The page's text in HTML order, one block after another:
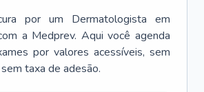
por um Dermatologista em
a Medprev. Aqui você agenda
por valores acessíveis, sem
taxa de adesão.